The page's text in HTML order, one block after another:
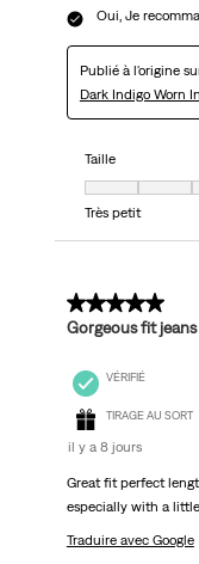
Oui, Je
Publié à l'origine
Dark Indigo Worn In
Taille
Taille, 4 sur 7, où 1
Très petit
5 sur 5 étoiles.
Gorgeous fit jeans
VÉRIFIÉ
TIRAGE AU SORT
il y a 8 jours
Great fit perfect
especially with a
Traduire avec Google